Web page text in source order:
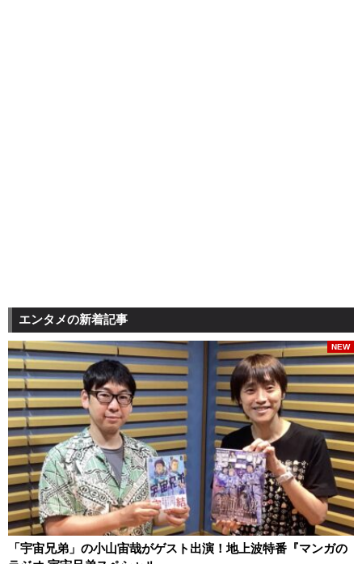
エンタメの新着記事
「宇宙兄弟」の小山宙哉がゲスト出演！地上波特番『マンガの
NEW